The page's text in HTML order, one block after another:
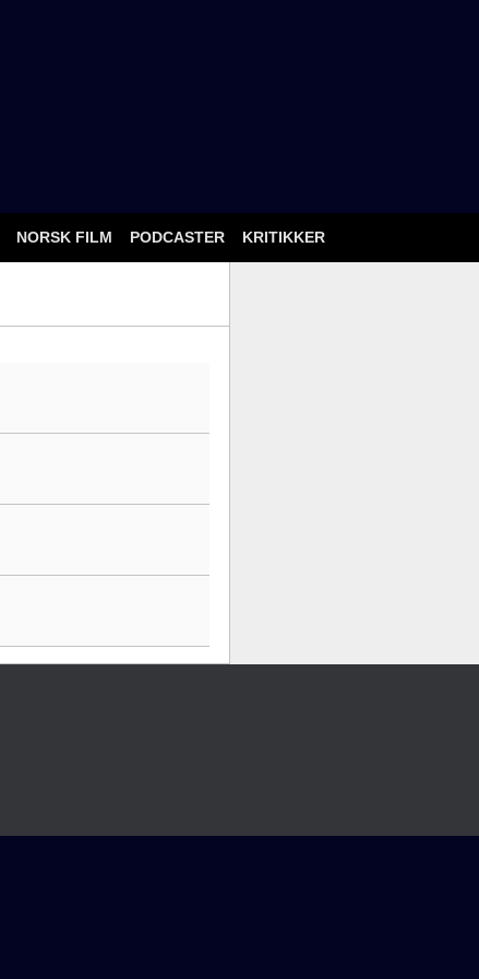
NORSK FILM PODCASTER KRITIKKER